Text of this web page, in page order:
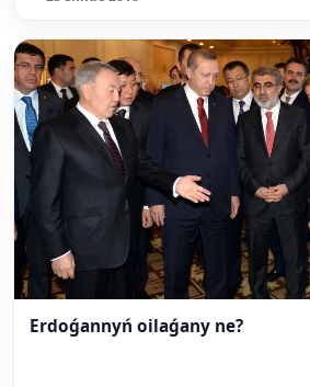
Erdoǵannyń oilaǵany ne?